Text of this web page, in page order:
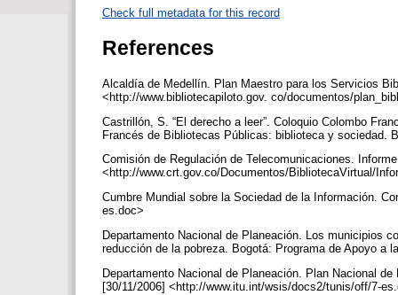
Check full metadata for this record
References
Alcaldía de Medellín. Plan Maestro para los Servicios
<http://www.bibliotecapiloto.gov. co/documentos/
Castrillón, S. “El derecho a leer”. Coloquio Colombo
Francés de Bibliotecas Públicas: biblioteca y sociedad.
Comisión de Regulación de Telecomunicaciones.
<http://www.crt.gov.co/Documentos/BibliotecaVirtual/
Cumbre Mundial sobre la Sociedad de la Información.
es.doc>
Departamento Nacional de Planeación. Los municipios
reducción de la pobreza. Bogotá: Programa de Apoyo
Departamento Nacional de Planeación. Plan Nacional
[30/11/2006] <http://www.itu.int/wsis/docs2/tunis/off/7-